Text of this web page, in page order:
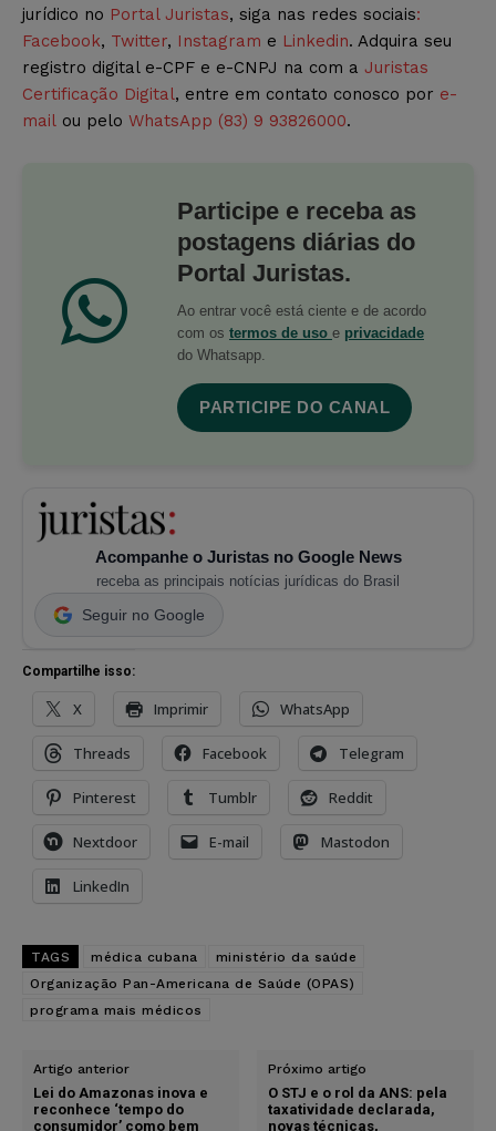
jurídico no Portal Juristas, siga nas redes sociais:
Facebook, Twitter, Instagram e Linkedin. Adquira seu
registro digital e-CPF e e-CNPJ na com a Juristas
Certificação Digital, entre em contato conosco por e-
mail ou pelo WhatsApp (83) 9 93826000.
Participe e receba as
postagens diárias do
Portal Juristas.
Ao entrar você está ciente e de acordo
com os termos de uso e privacidade
do Whatsapp.
PARTICIPE DO CANAL
Acompanhe o Juristas no Google News
receba as principais notícias jurídicas do Brasil
Seguir no Google
Compartilhe isso:
X Imprimir WhatsApp
Threads Facebook Telegram
Pinterest Tumblr Reddit
Nextdoor E-mail Mastodon
LinkedIn
TAGS médica cubana
ministério da saúde
Organização Pan-Americana de Saúde (OPAS)
programa mais médicos
Artigo anterior
Lei do Amazonas inova e
reconhece ‘tempo do
consumidor’ como bem
Próximo artigo
O STJ e o rol da ANS: pela
taxatividade declarada,
novas técnicas,